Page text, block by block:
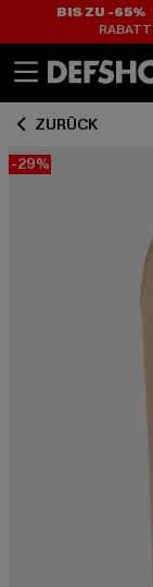
BIS ZU -65%
ZURÜCK
-29%